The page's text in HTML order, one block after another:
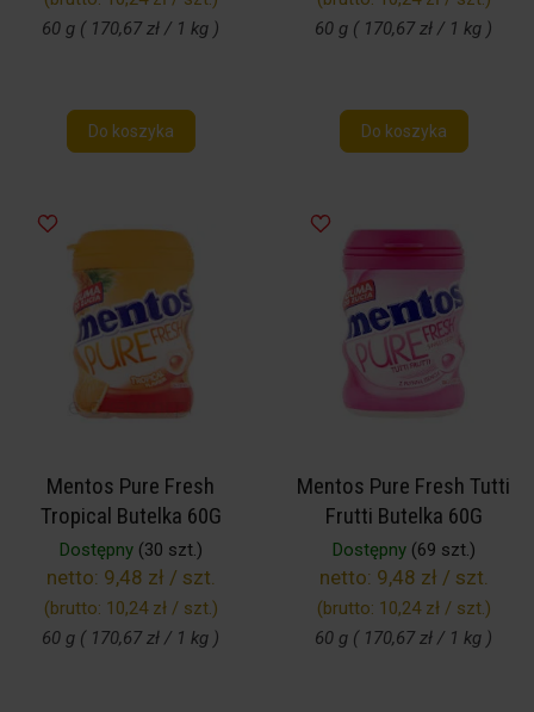
60 g ( 170,67 zł / 1 kg )
Do koszyka
60 g ( 170,67 zł / 1 kg )
Do koszyka
Mentos Pure Fresh
Tropical Butelka 60G
Dostępny(30 szt.)
netto: 9,48 zł / szt.
(brutto: 10,24 zł / szt.)
60 g ( 170,67 zł / 1 kg )
Mentos Pure Fresh Tutti
Frutti Butelka 60G
Dostępny(69 szt.)
netto: 9,48 zł / szt.
(brutto: 10,24 zł / szt.)
60 g ( 170,67 zł / 1 kg )